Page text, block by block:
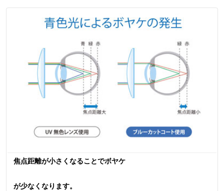
焦点距離が小さくなることでボヤケ
が少なくなります。